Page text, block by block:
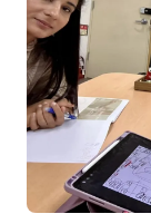
김소연
김의중
김종무
김지혜
김휘